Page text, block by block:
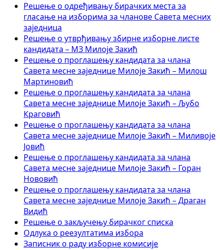
Решење о одређивању бирачких места за
гласање на изборима за чланове Савета месних
заједница
Решење о утврђивању збирне изборне листе
кандидата – МЗ Милоје Закић
Решење о проглашењу кандидата за члана
Савета месне заједнице Милоје Закић – Милош
Мартиновић
Решење о проглашењу кандидата за члана
Савета месне заједнице Милоје Закић – Љубо
Краговић
Решење о проглашењу кандидата за члана
Савета месне заједнице Милоје Закић – Миливоје
Јовић
Решење о проглашењу кандидата за члана
Савета месне заједнице Милоје Закић – Горан
Нововић
Решење о проглашењу кандидата за члана
Савета месне заједнице Милоје Закић – Драган
Видић
Решење о закључењу бирачког списка
Одлука о реезултатима избора
Записник о раду изборне комисије